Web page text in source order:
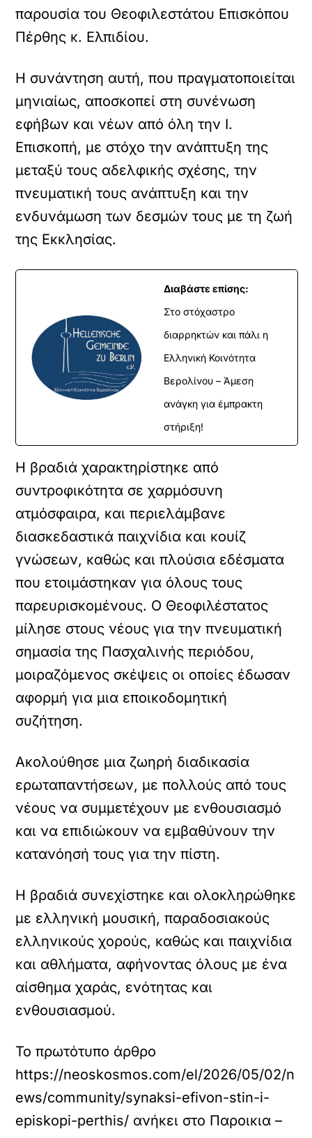
παρουσία του Θεοφιλεστάτου Επισκόπου
Πέρθης κ. Ελπιδίου.
Η συνάντηση αυτή, που πραγματοποιείται
μηνιαίως, αποσκοπεί στη συνένωση
εφήβων και νέων από όλη την Ι.
Επισκοπή, με στόχο την ανάπτυξη της
μεταξύ τους αδελφικής σχέσης, την
πνευματική τους ανάπτυξη και την
ενδυνάμωση των δεσμών τους με τη ζωή
της Εκκλησίας.
Διαβάστε επίσης:
Στο στόχαστρο
διαρρηκτών και πάλι η
Ελληνική Κοινότητα
Βερολίνου – Άμεση
ανάγκη για έμπρακτη
στήριξη!
Η βραδιά χαρακτηρίστηκε από
συντροφικότητα σε χαρμόσυνη
ατμόσφαιρα, και περιελάμβανε
διασκεδαστικά παιχνίδια και κουίζ
γνώσεων, καθώς και πλούσια εδέσματα
που ετοιμάστηκαν για όλους τους
παρευρισκομένους. Ο Θεοφιλέστατος
μίλησε στους νέους για την πνευματική
σημασία της Πασχαλινής περιόδου,
μοιραζόμενος σκέψεις οι οποίες έδωσαν
αφορμή για μια εποικοδομητική
συζήτηση.
Ακολούθησε μια ζωηρή διαδικασία
ερωταπαντήσεων, με πολλούς από τους
νέους να συμμετέχουν με ενθουσιασμό
και να επιδιώκουν να εμβαθύνουν την
κατανόησή τους για την πίστη.
Η βραδιά συνεχίστηκε και ολοκληρώθηκε
με ελληνική μουσική, παραδοσιακούς
ελληνικούς χορούς, καθώς και παιχνίδια
και αθλήματα, αφήνοντας όλους με ένα
αίσθημα χαράς, ενότητας και
ενθουσιασμού.
Το πρωτότυπο άρθρο
https://neoskosmos.com/el/2026/05/02/n
ews/community/synaksi-efivon-stin-i-
episkopi-perthis/ ανήκει στο Παροικια –